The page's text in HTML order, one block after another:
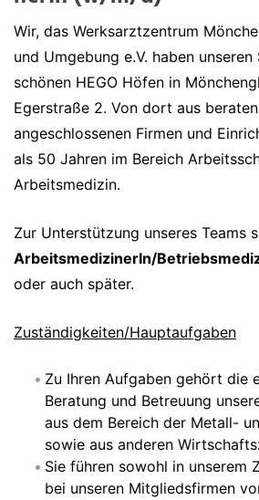
Wir, das Werksarztzentrum
und Umgebung e.V. haben
schönen HEGO Höfen in
Egerstraße 2. Von dort aus
angeschlossenen Firmen und
als 50 Jahren im Bereich
Arbeitsmedizin.
Zur Unterstützung unseres Teams
ArbeitsmedizinerIn/
oder auch später.
Zuständigkeiten/Hauptaufgaben
Zu Ihren Aufgaben gehört die
Beratung und Betreuung
aus dem Bereich der Metall-
sowie aus anderen
Sie führen sowohl in unserem
bei unseren Mitgliedsfirmen